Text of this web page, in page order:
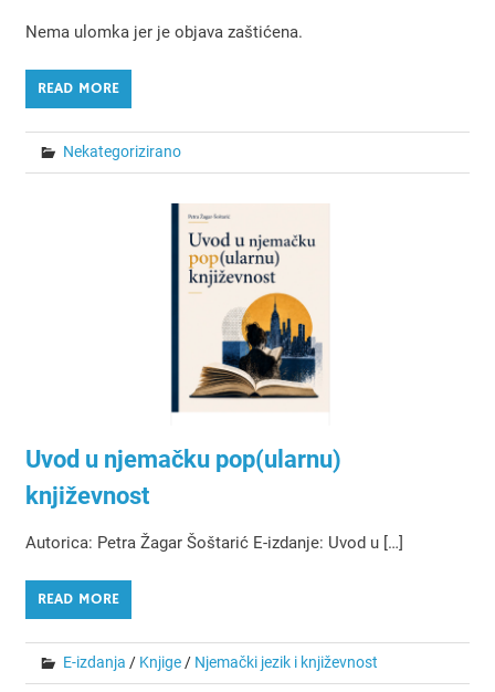
Nema ulomka jer je objava zaštićena.
READ MORE
Nekategorizirano
Uvod u njemačku pop(ularnu)
književnost
Autorica: Petra Žagar Šoštarić E-izdanje: Uvod u […]
READ MORE
E-izdanja / Knjige/ Njemački jezik i književnost